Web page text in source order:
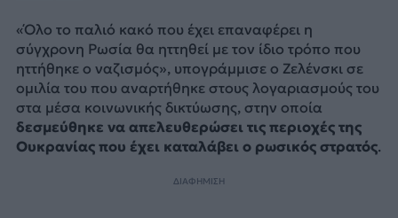
«Όλο το παλιό κακό που έχει επαναφέρει η
σύγχρονη Ρωσία θα ηττηθεί με τον ίδιο τρόπο που
ηττήθηκε ο ναζισμός», υπογράμμισε ο Ζελένσκι σε
ομιλία του που αναρτήθηκε στους λογαριασμούς του
στα μέσα κοινωνικής δικτύωσης, στην οποία
δεσμεύθηκε να απελευθερώσει τις περιοχές της
Ουκρανίας που έχει καταλάβει ο ρωσικός στρατός.
ΔΙΑΦΗΜΙΣΗ